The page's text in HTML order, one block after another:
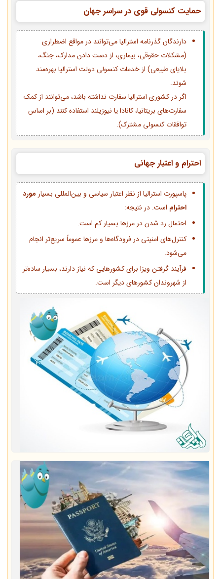
حمایت کنسولی قوی در سراسر جهان
دارندگان گذرنامه استرالیا می‌توانند در مواقع اضطراری
(مشکلات حقوقی، بیماری، از دست دادن مدارک، جنگ،
بلایای طبیعی) از خدمات کنسولی دولت استرالیا بهره‌مند
شوند.
اگر در کشوری استرالیا سفارت نداشته باشد، می‌توانند از کمک
سفارت‌های بریتانیا، کانادا یا نیوزیلند استفاده کنند (بر اساس
توافقات کنسولی مشترک).
احترام و اعتبار جهانی
پاسپورت استرالیا از نظر اعتبار سیاسی و بین‌المللی بسیار مورد
احترام است. در نتیجه:
احتمال رد شدن در مرزها بسیار کم است.
کنترل‌های امنیتی در فرودگاه‌ها و مرزها عموماً سریع‌تر انجام
می‌شود.
فرآیند گرفتن ویزا برای کشورهایی که نیاز دارند، بسیار ساده‌تر
از شهروندان کشورهای دیگر است.